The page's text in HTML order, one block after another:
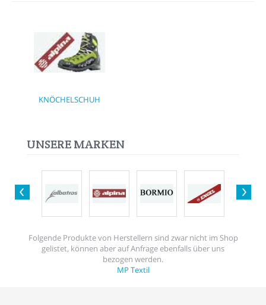
KNÖCHELSCHUH
UNSERE MARKEN
Folgende Produkte von Herstellern sind zwar nicht im Shop
gelistet, können aber auf Anfrage ebenfalls über uns
bezogen werden.
MP Textil